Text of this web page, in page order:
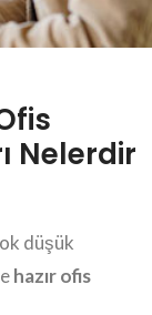
Nelerdir
düşük
hazır ofis